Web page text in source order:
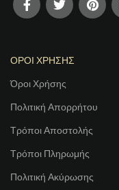
ΟΡΟΙ ΧΡΗΣΗΣ
Όροι Χρήσης
Πολιτική Απορρήτου
Τρόποι Αποστολής
Τρόποι Πληρωμής
Πολιτική Ακύρωσης